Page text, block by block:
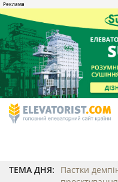
ТЕМА ДНЯ:
Пастки